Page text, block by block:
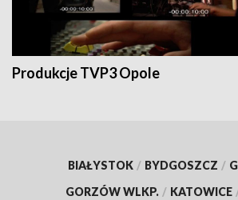
Produkcje TVP3 Opole
BIAŁYSTOK / BYDGOSZCZ /
GORZÓW WLKP. / KATOWICE